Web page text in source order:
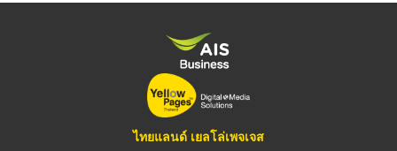
ไทยแลนด์ เยลโล่เพจเจส